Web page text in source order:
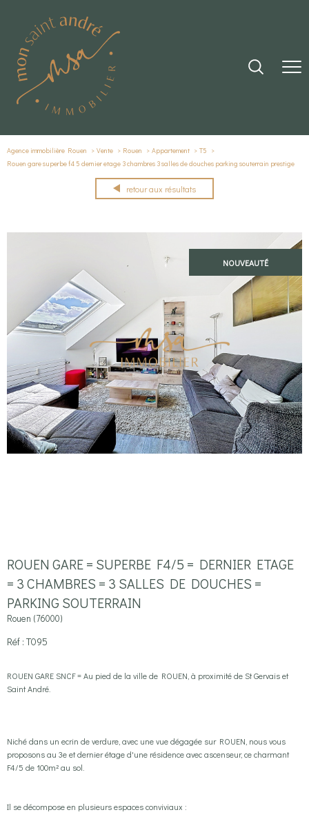
Agence immobilière Rouen Vente Rouen Appartement
T5
Rouen gare superbe f4 5 dernier etage 3 chambres 3 salles de douches parking souterrain prestige
retour aux résultats
NOUVEAUTÉ
ROUEN GARE = SUPERBE F4/5 = DERNIER ETAGE
= 3 CHAMBRES = 3 SALLES DE DOUCHES =
PARKING SOUTERRAIN
Rouen (76000)
Réf : T095
ROUEN GARE SNCF = Au pied de la ville de ROUEN, à proximité de St Gervais et
Saint André.
Niché dans un ecrin de verdure, avec une vue dégagée sur ROUEN, nous vous
proposons au 3e et dernier étage d'une résidence avec ascenseur, ce charmant
F4/5 de 100m² au sol.
Il se décompose en plusieurs espaces conviviaux :